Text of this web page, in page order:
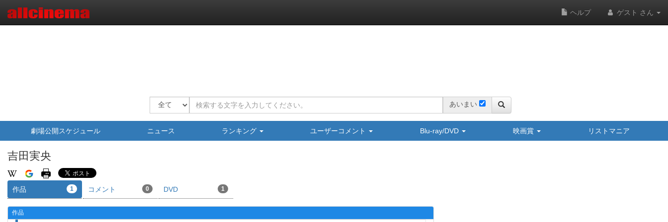
ヘルプ ゲスト さん
あいまい
劇場公開スケジュール ニュース ランキング ユーザーコメント Blu-ray/DVD 映画賞 リストマニア
吉田実央
作品 1 コメント 0 DVD 1
作品